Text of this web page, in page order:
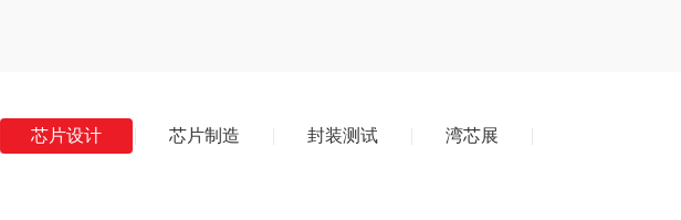
芯片设计 芯片制造 封装测试
湾芯展